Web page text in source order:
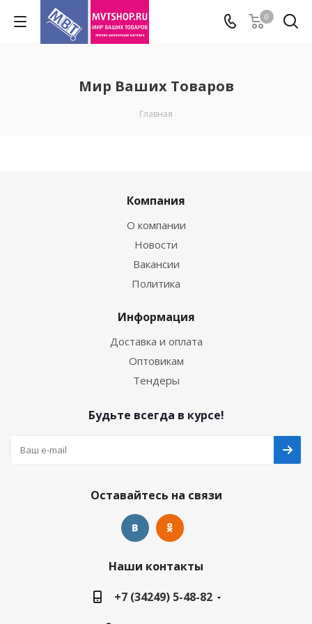
0
Мир Ваших Товаров
Главная
Компания
О компании
Новости
Вакансии
Политика
Информация
Доставка и оплата
Оптовикам
Тендеры
Будьте всегда в курсе!
Оставайтесь на связи
Наши контакты
+7 (34249) 5-48-82